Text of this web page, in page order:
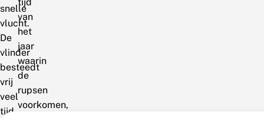
snelle
vlucht.
De
vlinder
besteedt
vrij
veel
tijd
van
het
jaar
waarin
de
rupsen
voorkomen,